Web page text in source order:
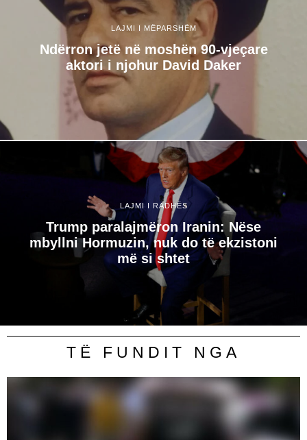
LAJMI I MËPARSHËM
Ndërron jetë në moshën 90-vjeçare
aktori i njohur David Daker
LAJMI I RADHËS
Trump paralajmëron Iranin: Nëse
mbyllni Hormuzin, nuk do të ekzistoni
më si shtet
TË FUNDIT NGA